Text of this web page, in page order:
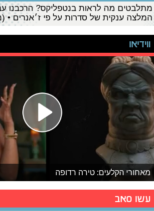
מתלבטים מה לראות בנטפליקס? הרכבנו
המלצה ענקית של סדרות על פי ז׳אנרים •
ווידיאו
מאחורי הקלעים: טירה רדופה
עשו סאב